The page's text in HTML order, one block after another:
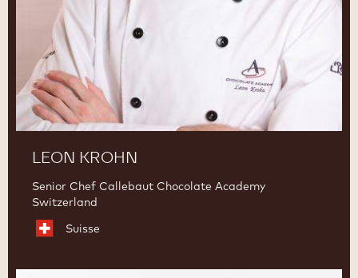
LEON KROHN
Senior Chef Callebaut Chocolate Academy
Switzerland
Suisse